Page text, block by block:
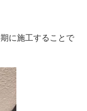
に施工することで